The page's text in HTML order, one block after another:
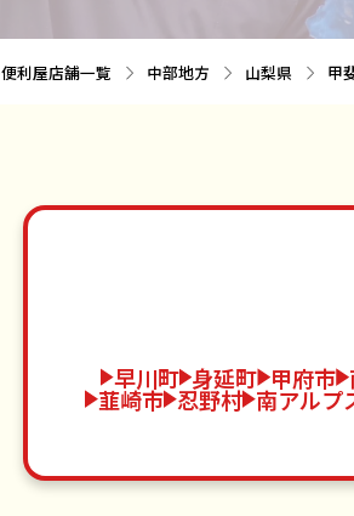
利屋店舗一覧 中部地方 山梨県 甲
早川町 身延町 甲府市
韮崎市 忍野村 南アルプ